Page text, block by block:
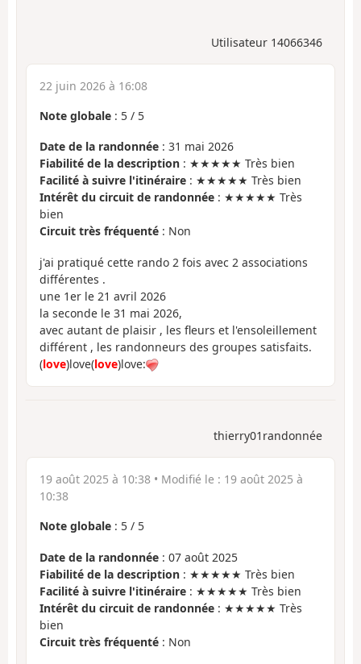
Utilisateur 14066346
22 juin 2026 à 16:08
Note globale : 5 / 5
Date de la randonnée : 31 mai 2026
Fiabilité de la description : ★★★★★ Très bien
Facilité à suivre l'itinéraire : ★★★★★ Très bien
Intérêt du circuit de randonnée : ★★★★★ Très
bien
Circuit très fréquenté : Non
j'ai pratiqué cette rando 2 fois avec 2 associations
différentes .
une 1er le 21 avril 2026
la seconde le 31 mai 2026,
avec autant de plaisir , les fleurs et l'ensoleillement
différent , les randonneurs des groupes satisfaits.
(love)love(love)love:
thierry01randonnée
19 août 2025 à 10:38 • Modifié le : 19 août 2025 à
10:38
Note globale : 5 / 5
Date de la randonnée : 07 août 2025
Fiabilité de la description : ★★★★★ Très bien
Facilité à suivre l'itinéraire : ★★★★★ Très bien
Intérêt du circuit de randonnée : ★★★★★ Très
bien
Circuit très fréquenté : Non